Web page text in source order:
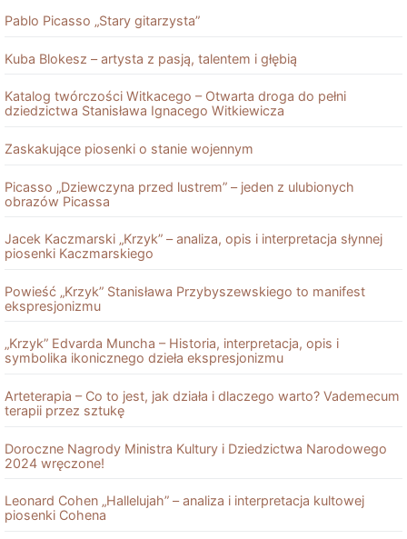
Pablo Picasso „Stary gitarzysta”
Kuba Blokesz – artysta z pasją, talentem i głębią
Katalog twórczości Witkacego – Otwarta droga do pełni
dziedzictwa Stanisława Ignacego Witkiewicza
Zaskakujące piosenki o stanie wojennym
Picasso „Dziewczyna przed lustrem” – jeden z ulubionych
obrazów Picassa
Jacek Kaczmarski „Krzyk” – analiza, opis i interpretacja słynnej
piosenki Kaczmarskiego
Powieść „Krzyk” Stanisława Przybyszewskiego to manifest
ekspresjonizmu
„Krzyk” Edvarda Muncha – Historia, interpretacja, opis i
symbolika ikonicznego dzieła ekspresjonizmu
Arteterapia – Co to jest, jak działa i dlaczego warto? Vademecum
terapii przez sztukę
Doroczne Nagrody Ministra Kultury i Dziedzictwa Narodowego
2024 wręczone!
Leonard Cohen „Hallelujah” – analiza i interpretacja kultowej
piosenki Cohena